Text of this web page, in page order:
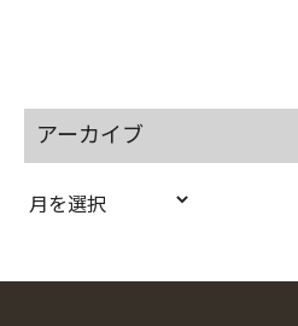
アーカイブ
ア